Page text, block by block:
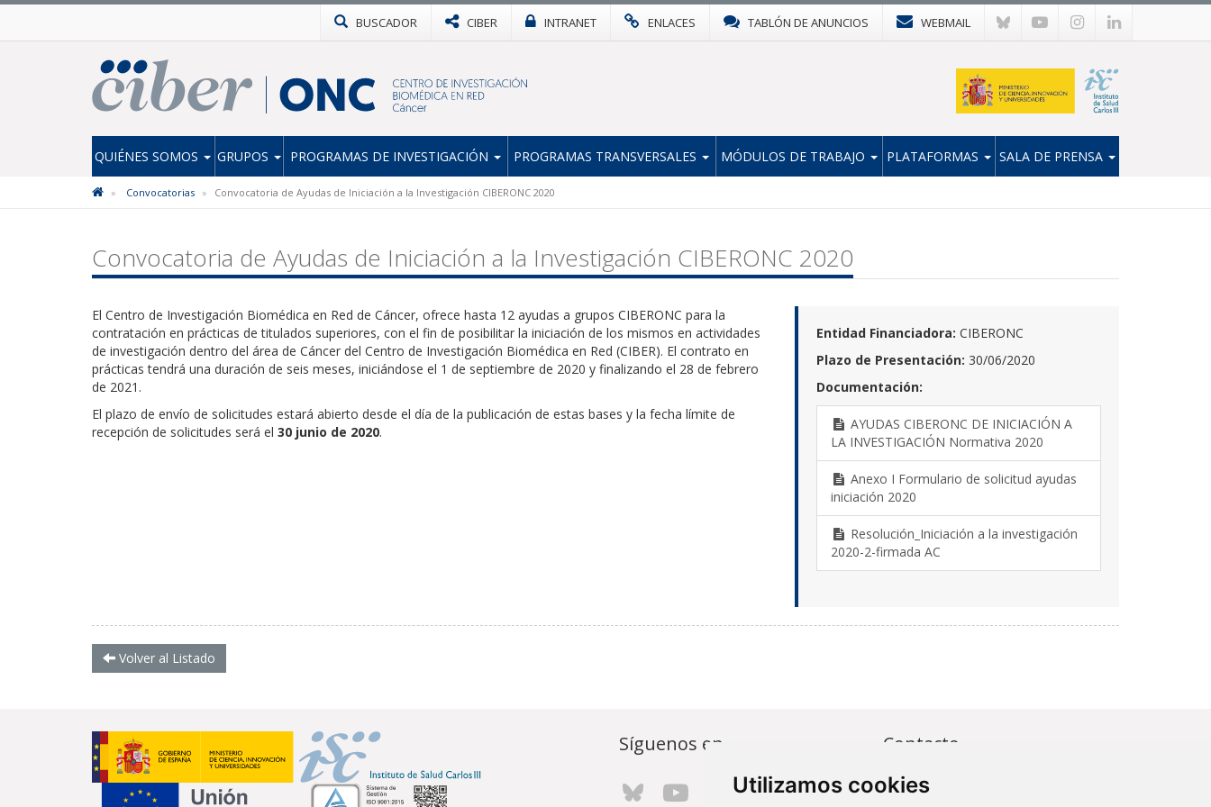
Utilizamos cookies
BUSCADOR CIBER INTRANET ENLACES TABLÓN DE ANUNCIOS WEBMAIL
QUIÉNES SOMOS GRUPOS PROGRAMAS DE INVESTIGACIÓN PROGRAMAS TRANSVERSALES MÓDULOS DE TRABAJO PLATAFORMAS SALA DE PRENSA
Convocatorias Convocatoria de Ayudas de Iniciación a la Investigación CIBERONC 2020
Convocatoria de Ayudas de Iniciación a la Investigación CIBERONC 2020
El Centro de Investigación Biomédica en Red de Cáncer, ofrece hasta 12 ayudas a grupos CIBERONC para la
contratación en prácticas de titulados superiores, con el fin de posibilitar la iniciación de los mismos en actividades
de investigación dentro del área de Cáncer del Centro de Investigación Biomédica en Red (CIBER). El contrato en
prácticas tendrá una duración de seis meses, iniciándose el 1 de septiembre de 2020 y finalizando el 28 de febrero
de 2021.
El plazo de envío de solicitudes estará abierto desde el día de la publicación de estas bases y la fecha límite de
recepción de solicitudes será el 30 junio de 2020.
Entidad Financiadora: CIBERONC
Plazo de Presentación: 30/06/2020
Documentación:
AYUDAS CIBERONC DE INICIACIÓN A
LA INVESTIGACIÓN Normativa 2020
Anexo I Formulario de solicitud ayudas
iniciación 2020
Resolución_Iniciación a la investigación
2020-2-firmada AC
Volver al Listado
Síguenos en... Contacto
Av. Monforte de Lemos, 3-5. Pabellón
11. Planta 0 28029 Madrid